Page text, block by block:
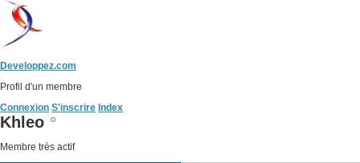
Developpez.com
Profil d'un membre
Connexion S'inscrire Index
Khleo
Membre très actif